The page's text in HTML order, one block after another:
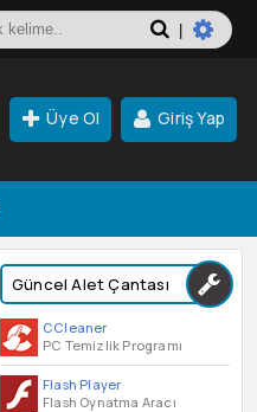
Üye Ol Giriş Yap
Güncel Alet Çantası
CCleaner
PC Temizlik Programı
Flash Player
Flash Oynatma Aracı